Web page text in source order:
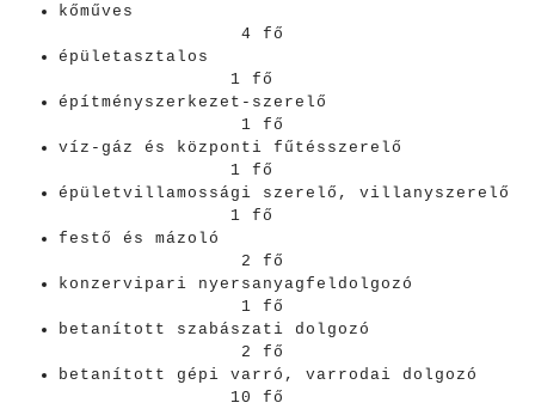
kőműves
4 fő
épületasztalos
1 fő
építményszerkezet-szerelő
1 fő
víz-gáz és központi fűtésszerelő
1 fő
épületvillamossági szerelő, villanyszerelő
1 fő
festő és mázoló
2 fő
konzervipari nyersanyagfeldolgozó
1 fő
betanított szabászati dolgozó
2 fő
betanított gépi varró, varrodai dolgozó
10 fő